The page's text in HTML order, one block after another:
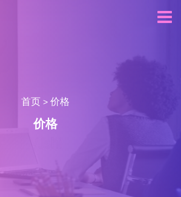
首页 > 价格
价格